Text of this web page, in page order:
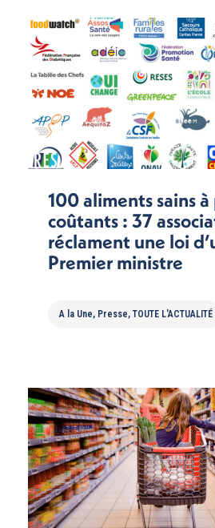
100 aliments sains
coûtants : 37
réclament une loi
Premier ministre
A la Une, Presse,TOUTE L'ACTUALITÉ